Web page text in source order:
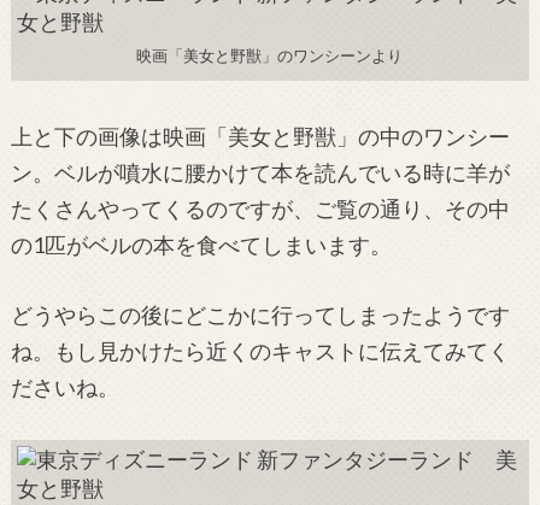
映画「美女と野獣」のワンシーンより
上と下の画像は映画「美女と野獣」の中のワンシー
ン。ベルが噴水に腰かけて本を読んでいる時に羊が
たくさんやってくるのですが、ご覧の通り、その中
の1匹がベルの本を食べてしまいます。
どうやらこの後にどこかに行ってしまったようです
ね。もし見かけたら近くのキャストに伝えてみてく
ださいね。